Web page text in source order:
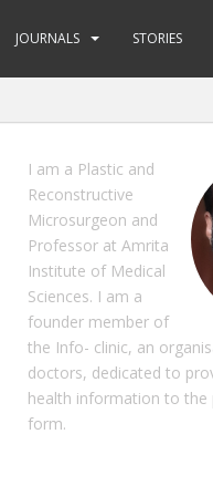
JOURNALS STORIES
I am a Plastic and
Reconstructive
Microsurgeon and
Professor at Amrita
Institute of Medical
Sciences. I am a
founder member of
the Info- clinic, an
doctors, dedicated to
health information to the
form.